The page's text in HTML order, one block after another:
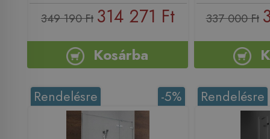
349 190 Ft 314 271 Ft
Kosárba
337 000 Ft
-5%
Rendelésre Rendelésre